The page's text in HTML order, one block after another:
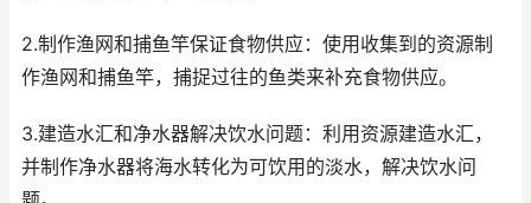
2.制作渔网和捕鱼竿保证食物供应：使用收集到的资源制
作渔网和捕鱼竿，捕捉过往的鱼类来补充食物供应。
3.建造水汇和净水器解决饮水问题：利用资源建造水汇，
并制作净水器将海水转化为可饮用的淡水，解决饮水问